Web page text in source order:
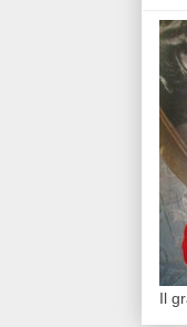
Il